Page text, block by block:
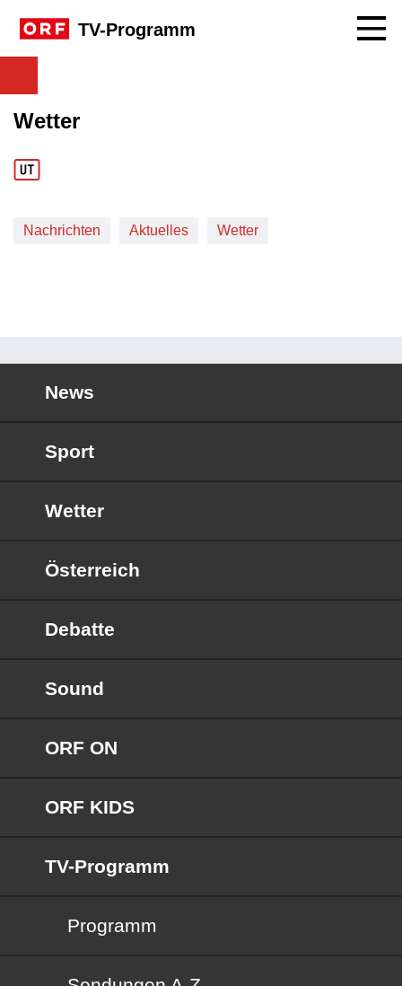
TV-Programm
Wetter
Nachrichten Aktuelles Wetter
News
Sport
Wetter
Österreich
Debatte
Sound
ORF ON
ORF KIDS
TV-Programm
Programm